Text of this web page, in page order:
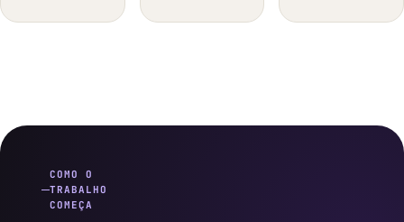
COMO O
TRABALHO
COMEÇA